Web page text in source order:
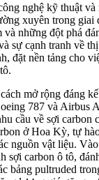
nghệ kỹ thuật
xuyên trong giai
và những đột phá
sự cạnh tranh về
đặt nền tảng cho
mở rộng đáng
787 và Airbus
cầu về sợi
ở Hoa Kỳ, tự
nguồn vật liệu.
sợi carbon ô tô,
bảng pultruded